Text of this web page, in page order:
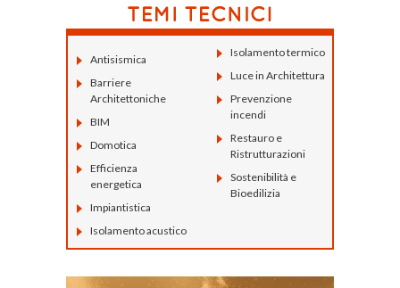
Antisismica
Barriere
Architettoniche
BIM
Domotica
Efficienza
energetica
Impiantistica
Isolamento acustico
Isolamento termico
Luce in Architettura
Prevenzione
incendi
Restauro e
Ristrutturazioni
Sostenibilità e
Bioedilizia